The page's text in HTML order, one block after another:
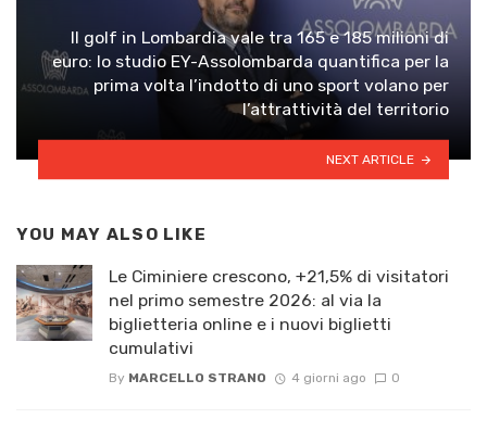
Il golf in Lombardia vale tra 165 e 185 milioni di
euro: lo studio EY-Assolombarda quantifica per la
prima volta l’indotto di uno sport volano per
l’attrattività del territorio
NEXT ARTICLE
YOU MAY ALSO LIKE
Le Ciminiere crescono, +21,5% di visitatori
nel primo semestre 2026: al via la
biglietteria online e i nuovi biglietti
cumulativi
By MARCELLO STRANO 4 giorni ago 0